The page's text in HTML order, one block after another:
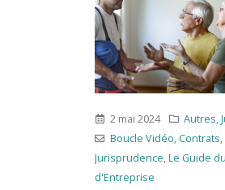
3 avril 2024 Autres,
Associations,Boucle
Equipement,Fomalités/
Immanquable